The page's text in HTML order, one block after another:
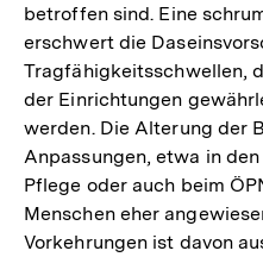
betroffen sind. Eine
erschwert die
Tragfähigkeitsschwellen,
der Einrichtungen
werden. Die Alterung der
Anpassungen, etwa in
Pflege oder auch beim
Menschen eher
Vorkehrungen ist davon